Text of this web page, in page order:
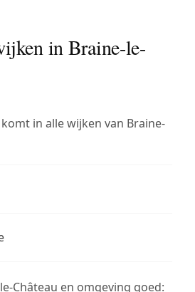
in Braine-le-
in alle wijken van Braine-
Château en omgeving goed: